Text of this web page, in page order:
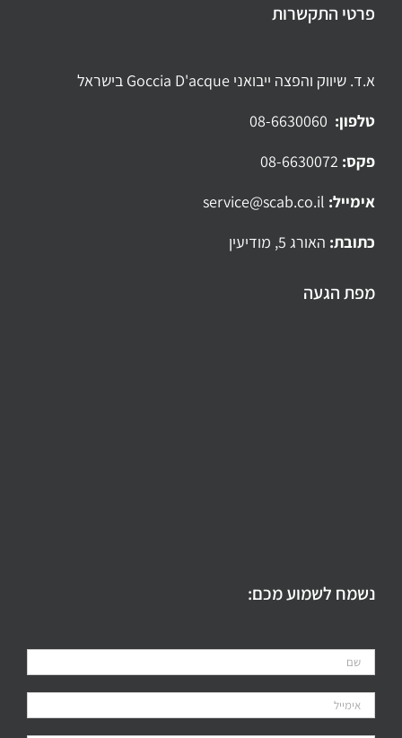
פרטי התקשרות
א.ד. שיווק והפצה ייבואני Goccia D'acque בישראל
טלפון:
פקס:
אימייל:
כתובת: האורג 5, מודיעין
מפת הגעה
נשמח לשמוע מכם: